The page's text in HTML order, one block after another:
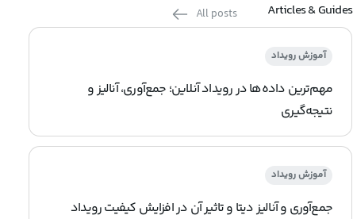
Articles & Guides
All posts
آموزش رویداد
مهم‌ترین داده‌ها در رویداد آنلاین؛ جمع‌آوری، آنالیز و
نتیجه‌گیری
آموزش رویداد
جمع‌آوری و آنالیز دیتا و تاثیر آن در افزایش کیفیت رویداد